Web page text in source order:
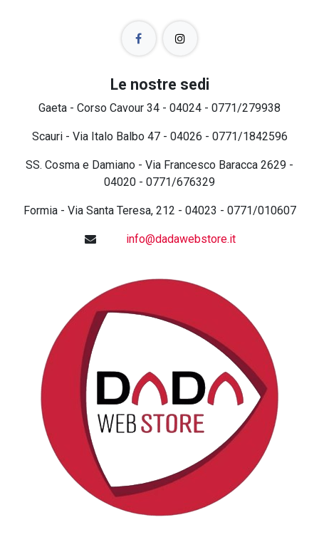
Le nostre sedi
Gaeta - Corso Cavour 34 - 04024 - 0771/279938
Scauri - Via Italo Balbo 47 - 04026 - 0771/1842596
SS. Cosma e Damiano - Via Francesco Baracca 2629 -
04020 - 0771/676329
Formia - Via Santa Teresa, 212 - 04023 - 0771/010607
info@dadawebstore.it